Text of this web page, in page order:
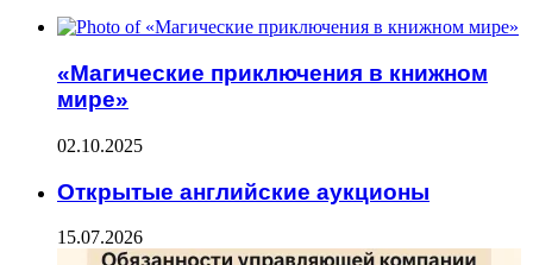
«Магические приключения в книжном
мире»
02.10.2025
Открытые английские аукционы
15.07.2026